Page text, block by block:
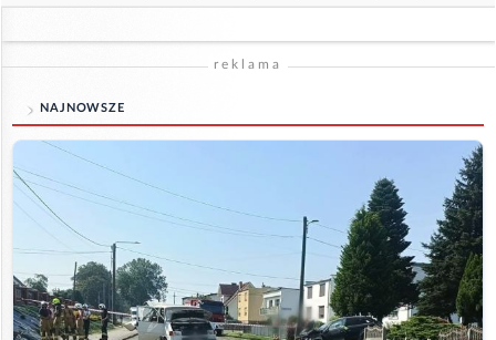
reklama
NAJNOWSZE